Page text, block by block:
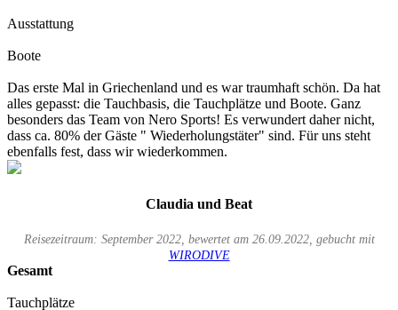
Ausstattung
Boote
Das erste Mal in Griechenland und es war traumhaft schön. Da hat
alles gepasst: die Tauchbasis, die Tauchplätze und Boote. Ganz
besonders das Team von Nero Sports! Es verwundert daher nicht,
dass ca. 80% der Gäste " Wiederholungstäter" sind. Für uns steht
ebenfalls fest, dass wir wiederkommen.
Claudia und Beat
Reisezeitraum: September 2022, bewertet am 26.09.2022, gebucht mit
WIRODIVE
Gesamt
Tauchplätze